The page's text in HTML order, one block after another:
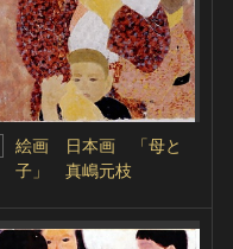
絵画 日本画 「母と
子」 真嶋元枝